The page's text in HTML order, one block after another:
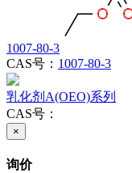
1007-80-3
CAS号： 1007-80-3
乳化剂A(OEO)系列
CAS号：
×
询价